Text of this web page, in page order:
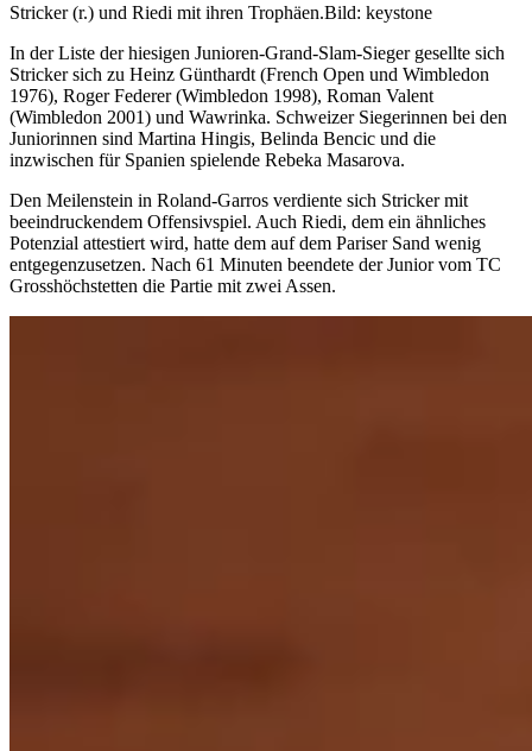
Stricker (r.) und Riedi mit ihren Trophäen.Bild: keystone
In der Liste der hiesigen Junioren-Grand-Slam-Sieger gesellte sich
Stricker sich zu Heinz Günthardt (French Open und Wimbledon
1976), Roger Federer (Wimbledon 1998), Roman Valent
(Wimbledon 2001) und Wawrinka. Schweizer Siegerinnen bei den
Juniorinnen sind Martina Hingis, Belinda Bencic und die
inzwischen für Spanien spielende Rebeka Masarova.
Den Meilenstein in Roland-Garros verdiente sich Stricker mit
beeindruckendem Offensivspiel. Auch Riedi, dem ein ähnliches
Potenzial attestiert wird, hatte dem auf dem Pariser Sand wenig
entgegenzusetzen. Nach 61 Minuten beendete der Junior vom TC
Grosshöchstetten die Partie mit zwei Assen.